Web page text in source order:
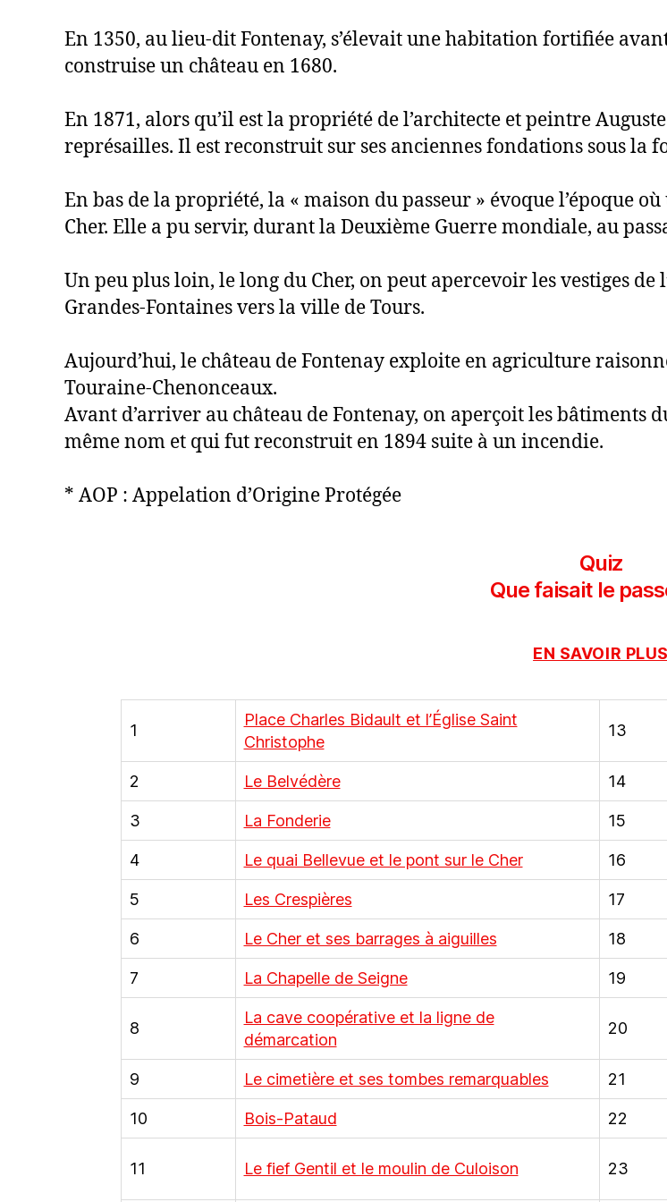
En 1350, au lieu-dit Fontenay, s’élevait une habitation fortifiée
construise un château en 1680.
En 1871, alors qu’il est la propriété de l’architecte et peintre
représailles. Il est reconstruit sur ses anciennes fondations sous la
En bas de la propriété, la « maison du passeur » évoque l’époque
Cher. Elle a pu servir, durant la Deuxième Guerre mondiale, au
Un peu plus loin, le long du Cher, on peut apercevoir les vestiges
Grandes-Fontaines vers la ville de Tours.
Aujourd’hui, le château de Fontenay exploite en agriculture
Touraine-Chenonceaux.
Avant d’arriver au château de Fontenay, on aperçoit les bâtiments
même nom et qui fut reconstruit en 1894 suite à un incendie.
* AOP : Appelation d’Origine Protégée
Quiz
Que faisait le
EN SAVOIR PLUS
1
Place Charles Bidault et l’Église Saint
Christophe
13
2 Le Belvédère 14
3 La Fonderie 15
4 Le quai Bellevue et le pont sur le Cher 16
5 Les Crespières 17
6 Le Cher et ses barrages à aiguilles 18
7 La Chapelle de Seigne 19
8
La cave coopérative et la ligne de
démarcation
20
9 Le cimetière et ses tombes remarquables 21
10 Bois-Pataud 22
11 Le fief Gentil et le moulin de Culoison 23